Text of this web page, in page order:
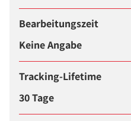
Bearbeitungszeit
Keine Angabe
Tracking-Lifetime
30 Tage